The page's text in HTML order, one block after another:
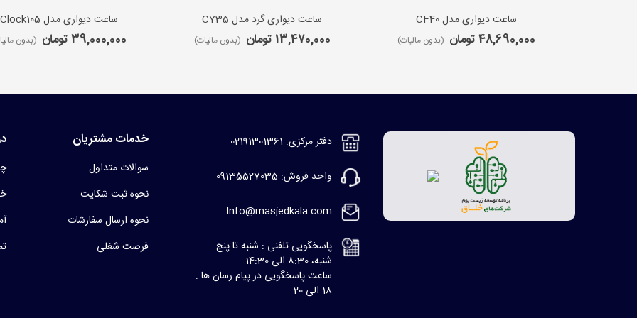
ساعت دیواری مدل CF40
48,690,000 تومان (بدون مالیات)
ساعت دیواری گرد مدل CY35
13,470,000 تومان (بدون مالیات)
ساعت دیواری مدل iClock105
39,000,000 تومان (بدون
دفتر مرکزی: 02191301361
واحد فروش: 09135527035
Info@masjedkala.com
پاسخگویی تلفنی : شنبه تا پنج
شنبه، 8:30 الی 14:30
ساعت پاسخگویی در پیام رسان ها :
18 الی 20
خدمات مشتریان
سوالات متداول
نحوه ثبت شکایت
نحوه ارسال سفارشات
فرصت شغلی